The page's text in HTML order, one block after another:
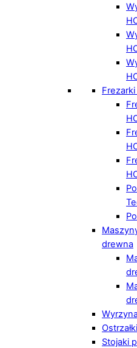
drewna
Stojaki